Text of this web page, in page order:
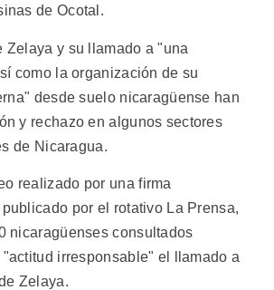
de Ocotal.
Zelaya y su llamado a "una
como la organización de su
desde suelo nicaragüense han
y rechazo en algunos sectores
de Nicaragua.
realizado por una firma
por el rotativo La Prensa,
nicaragüenses consultados
irresponsable" el llamado a
Zelaya.